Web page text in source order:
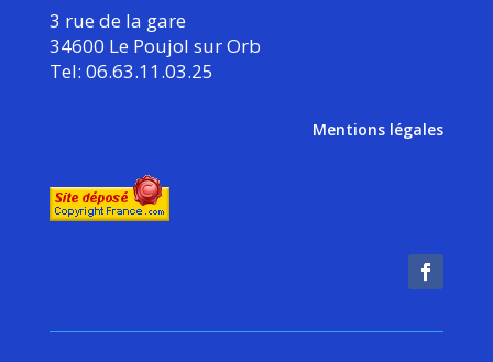
3 rue de la gare
34600 Le Poujol sur Orb
Tel: 06.63.11.03.25
Mentions légales